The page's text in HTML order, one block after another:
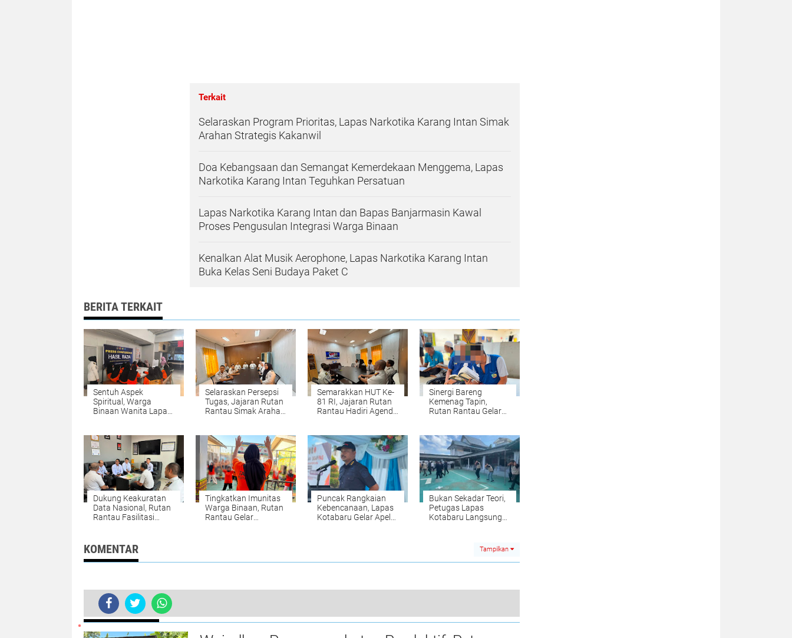
Terkait
Selaraskan Program Prioritas, Lapas Narkotika Karang Intan Simak
Arahan Strategis Kakanwil
Doa Kebangsaan dan Semangat Kemerdekaan Menggema, Lapas
Narkotika Karang Intan Teguhkan Persatuan
Lapas Narkotika Karang Intan dan Bapas Banjarmasin Kawal
Proses Pengusulan Integrasi Warga Binaan
Kenalkan Alat Musik Aerophone, Lapas Narkotika Karang Intan
Buka Kelas Seni Budaya Paket C
BERITA TERKAIT
Sentuh Aspek
Spiritual, Warga
Binaan Wanita Lapas
Selaraskan Persepsi
Tugas, Jajaran Rutan
Rantau Simak Arahan
Semarakkan HUT Ke-
81 RI, Jajaran Rutan
Rantau Hadiri Agenda
Sinergi Bareng
Kemenag Tapin,
Rutan Rantau Gelar
Binaan
Dukung Keakuratan
Data Nasional, Rutan
Rantau Fasilitasi
Tingkatkan Imunitas
Warga Binaan, Rutan
Rantau Gelar
Puncak Rangkaian
Kebencanaan, Lapas
Kotabaru Gelar Apel
Bukan Sekadar Teori,
Petugas Lapas
Kotabaru Langsung
KOMENTAR Tampilkan
Panen 100 Ikat Selada Hidroponik, Lapas Kotabaru Dukung Kemandirian Pangan Warga Binaan
BERITA TERKINI